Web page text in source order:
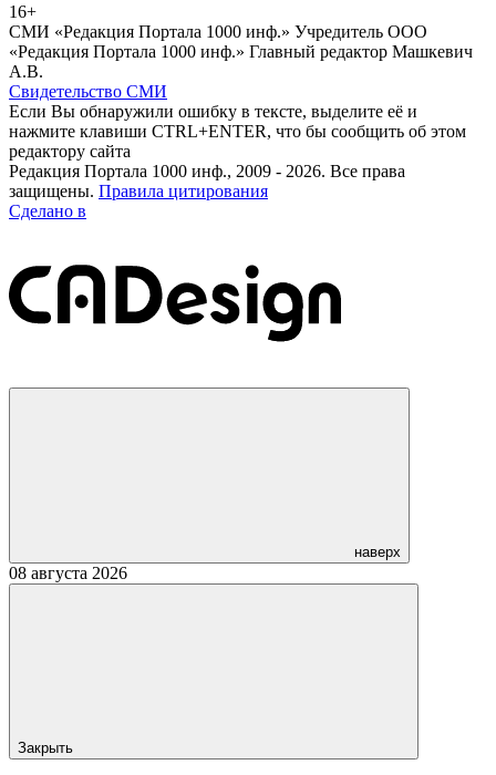
16+
СМИ «Редакция Портала 1000 инф.» Учредитель ООО
«Редакция Портала 1000 инф.» Главный редактор Машкевич
А.В.
Свидетельство СМИ
Если Вы обнаружили ошибку в тексте, выделите её и
нажмите клавиши CTRL+ENTER, что бы сообщить об этом
редактору сайта
Редакция Портала 1000 инф., 2009 - 2026. Все права
защищены. Правила цитирования
Сделано в
наверх
08 августа 2026
Закрыть